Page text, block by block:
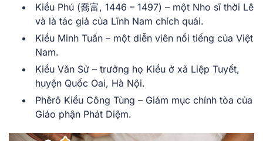
Kiều Phú (喬富, 1446 – 1497) – một Nho sĩ thời Lê
và là tác giả của Lĩnh Nam chích quái.
Kiều Minh Tuấn – một diễn viên nổi tiếng của Việt
Nam.
Kiều Văn Sử – trưởng họ Kiều ở xã Liệp Tuyết,
huyện Quốc Oai, Hà Nội.
Phêrô Kiều Công Tùng – Giám mục chính tòa của
Giáo phận Phát Diệm.